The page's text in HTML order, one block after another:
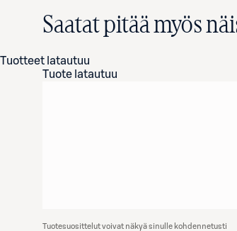
Saatat pitää myös
Tuotteet latautuu
Tuote latautuu
Tuotesuosittelut voivat näkyä sinulle kohdennetusti